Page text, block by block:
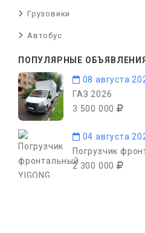
Грузовики
Автобус
ПОПУЛЯРНЫЕ ОБЪЯВЛЕНИЯ
08 августа
ГАЗ 2026
3 500 000
04 августа
Погрузчик
2 300 000